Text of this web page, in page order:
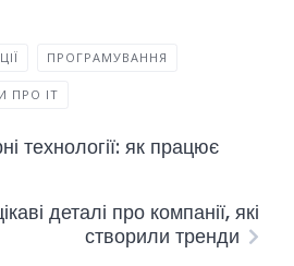
ПРОГРАМУВАННЯ
ПРО IT
технології: як працює
деталі про компанії, які
створили тренди